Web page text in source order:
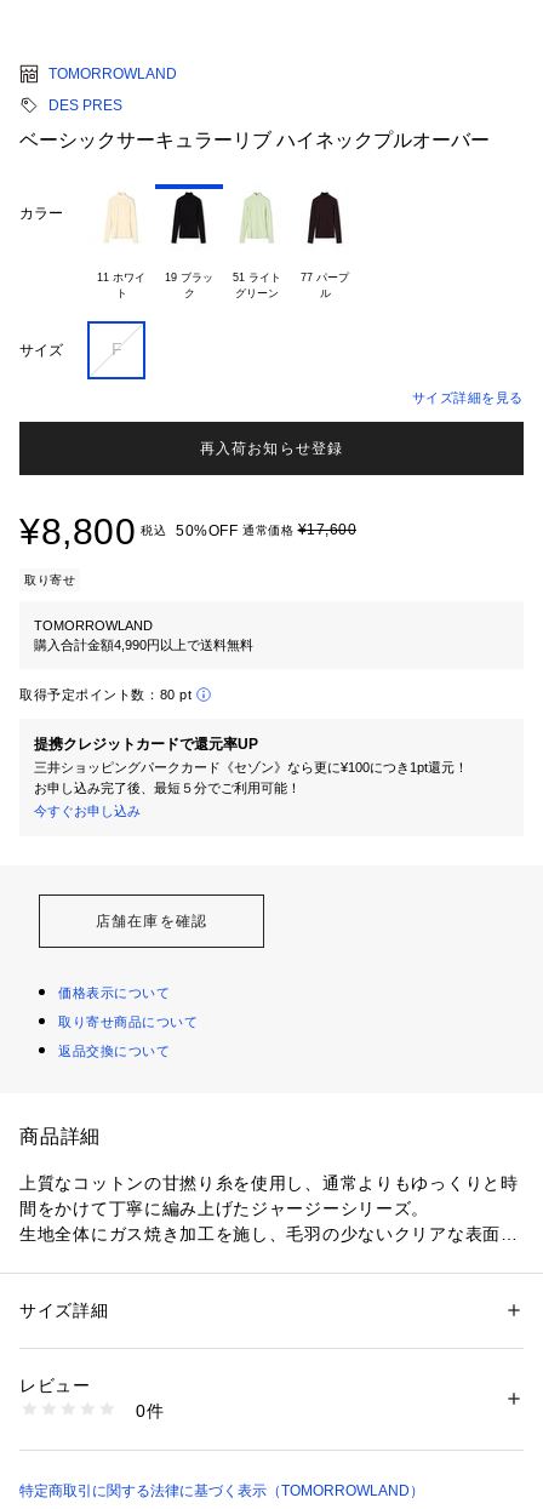
TOMORROWLAND
DES PRES
ベーシックサーキュラーリブ ハイネックプルオーバー
カラー
11 ホワイ
19 ブラッ
51 ライト
77 パープ
ル
サイズ F
サイズ詳細を見る
再入荷お知らせ登録
¥8,800 税込 50%OFF 通常価格¥17,600
取り寄せ
TOMORROWLAND
購入合計金額4,990円以上で送料無料
取得予定ポイント数： 80 pt
提携クレジットカードで還元率UP
三井ショッピングパークカード《セゾン》なら更に¥100につき1pt還元！
お申し込み完了後、最短５分でご利用可能！
今すぐお申し込み
店舗在庫を確認
価格表示について
取り寄せ商品について
返品交換について
商品詳細
上質なコットンの甘撚り糸を使用し、通常よりもゆっくりと時
間をかけて丁寧に編み上げたジャージーシリーズ。
生地全体にガス焼き加工を施し、毛羽の少ないクリアな表面感
イプさせたカッティングがポイント。
袖丈はやや長めなのでくしゅくしゅっと弛ませて着こなすのが
す。
性別：レディース
素材：コットン100％
洗濯：手洗い、漂白不可、タンブル乾燥不可、自然乾燥、アイロン仕上げ
可、ドライ可、ウエットクリーニング可
商品番号：1095000006960 （モール）
サイズ詳細
レビュー
0件
特定商取引に関する法律に基づく表示（TOMORROWLAND）